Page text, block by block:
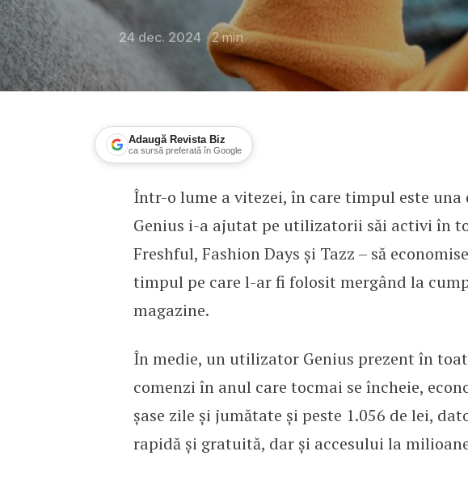
24 dec. 2024 2min
Adaugă Revista Biz
ca sursă preferată în Google
Clienții eMAG Genius au
Într-o lume a vitezei, în care timpul este una
Genius i-a ajutat pe utilizatorii săi activi în
Freshful, Fashion Days și Tazz – să
timpul pe care l-ar fi folosit mergând la
magazine.
În medie, un utilizator Genius prezent în
comenzi în anul care tocmai se încheie,
șase zile și jumătate și peste 1.056 de lei,
rapidă și gratuită, dar și accesului la